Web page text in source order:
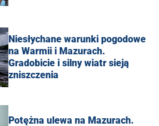
Niesłychane warunki pogodowe
na Warmii i Mazurach.
Gradobicie i silny wiatr sieją
zniszczenia
Potężna ulewa na Mazurach.